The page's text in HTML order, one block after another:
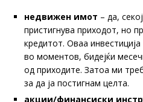
недвижен имот – да,
пристигнува приходот, но
кредитот. Оваа
во моментов, бидејќи
од приходите. Затоа ми
за да ја постигнам целта.
акции/финансиски